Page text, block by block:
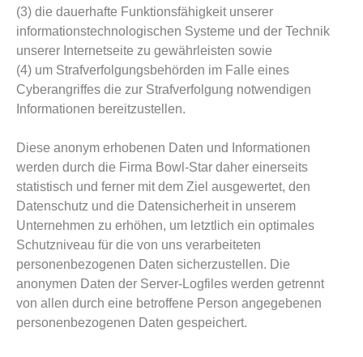
(3) die dauerhafte Funktionsfähigkeit unserer
informationstechnologischen Systeme und der Technik
unserer Internetseite zu gewährleisten sowie
(4) um Strafverfolgungsbehörden im Falle eines
Cyberangriffes die zur Strafverfolgung notwendigen
Informationen bereitzustellen.
Diese anonym erhobenen Daten und Informationen
werden durch die Firma Bowl-Star daher einerseits
statistisch und ferner mit dem Ziel ausgewertet, den
Datenschutz und die Datensicherheit in unserem
Unternehmen zu erhöhen, um letztlich ein optimales
Schutzniveau für die von uns verarbeiteten
personenbezogenen Daten sicherzustellen. Die
anonymen Daten der Server-Logfiles werden getrennt
von allen durch eine betroffene Person angegebenen
personenbezogenen Daten gespeichert.